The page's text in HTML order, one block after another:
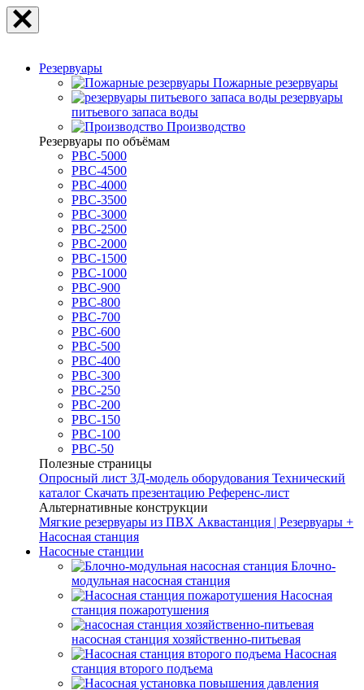
Резервуары
Пожарные резервуары
резервуары
питьевого запаса воды
Производство
Резервуары по объёмам
РВС-5000
РВС-4500
РВС-4000
РВС-3500
РВС-3000
РВС-2500
РВС-2000
РВС-1500
РВС-1000
РВС-900
РВС-800
РВС-700
РВС-600
РВС-500
РВС-400
РВС-300
РВС-250
РВС-200
РВС-150
РВС-100
РВС-50
Полезные страницы
Опросный лист 3Д-модель оборудования Технический
каталог Скачать презентацию Референс-лист
Альтернативные конструкции
Мягкие резервуары из ПВХ Аквастанция | Резервуары +
Насосная станция
Насосные станции
Блочно-
модульная насосная станция
Насосная
станция пожаротушения
насосная станция хозяйственно-питьевая
Насосная
станция второго подъема